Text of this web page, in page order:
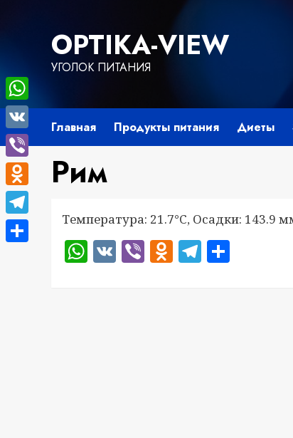
содержимомуOPTIKA-VIEW
УГОЛОК ПИТАНИЯ
Главная Продукты питания Диеты
Рим
Температура: 21.7°C, Осадки: 143.9
WhatsApp
VKViberTelegram
WhatsApp
VK
Viber
Odnoklassniki
Telegram
Отправить